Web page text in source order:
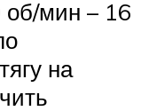
об/мин – 16
на